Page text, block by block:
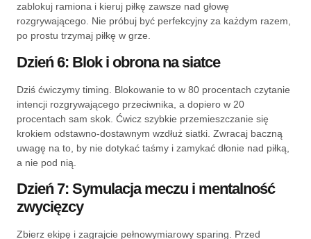
zablokuj ramiona i kieruj piłkę zawsze nad głowę
rozgrywającego. Nie próbuj być perfekcyjny za każdym razem,
po prostu trzymaj piłkę w grze.
Dzień 6: Blok i obrona na siatce
Dziś ćwiczymy timing. Blokowanie to w 80 procentach czytanie
intencji rozgrywającego przeciwnika, a dopiero w 20
procentach sam skok. Ćwicz szybkie przemieszczanie się
krokiem odstawno-dostawnym wzdłuż siatki. Zwracaj baczną
uwagę na to, by nie dotykać taśmy i zamykać dłonie nad piłką,
a nie pod nią.
Dzień 7: Symulacja meczu i mentalność
zwycięzcy
Zbierz ekipę i zagrajcie pełnowymiarowy sparing. Przed